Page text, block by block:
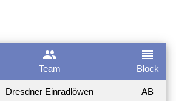
group
Team
reorder
Block
Dresdner Einradlöwen AB